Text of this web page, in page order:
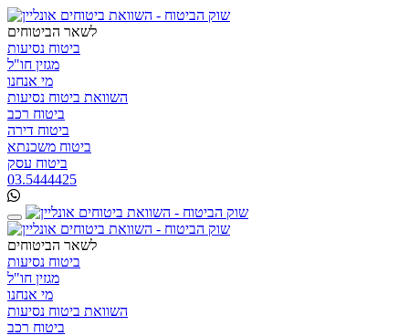
לשאר הביטוחים
ביטוח נסיעות
מגזין חו"ל
מי אנחנו
השוואת ביטוח נסיעות
ביטוח רכב
ביטוח דירה
ביטוח משכנתא
ביטוח עסק
03.5444425
לשאר הביטוחים
ביטוח נסיעות
מגזין חו"ל
מי אנחנו
השוואת ביטוח נסיעות
ביטוח רכב